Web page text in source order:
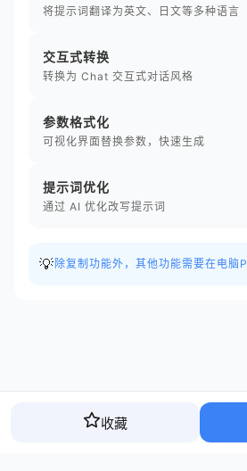
将提示词翻译为英文、日文等多种语言
交互式转换
转换为 Chat 交互式对话风格
参数格式化
可视化界面替换参数，快速生成
提示词优化
通过 AI 优化改写提示词
💡 除复制功能外，其他功能需要在电脑
收藏